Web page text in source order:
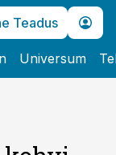
Teadus
Universum